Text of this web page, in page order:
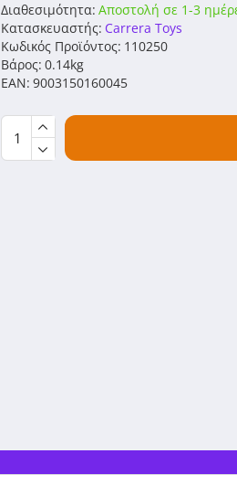
Διαθεσιμότητα: Αποστολή σε 1-3
Κατασκευαστής: Carrera Toys
Κωδικός Προϊόντος: 110250
Βάρος: 0.14kg
EAN: 9003150160045